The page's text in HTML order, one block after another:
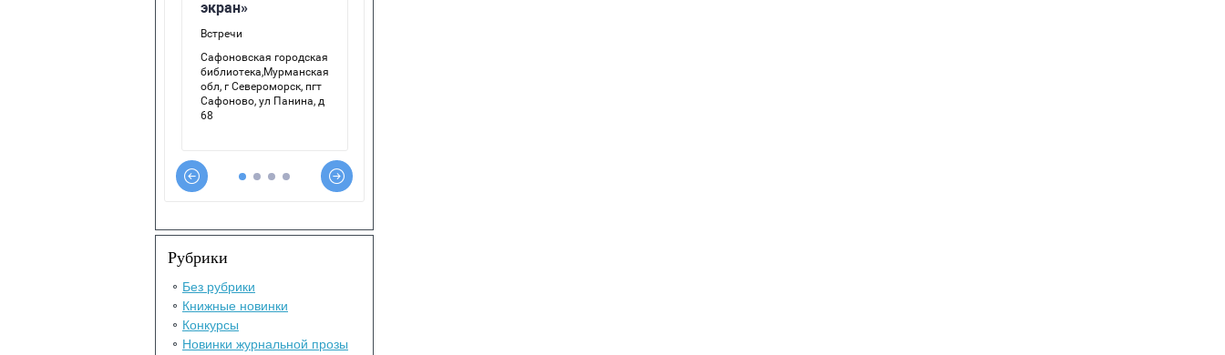
Рубрики
Без рубрики
Книжные новинки
Конкурсы
Новинки журнальной прозы